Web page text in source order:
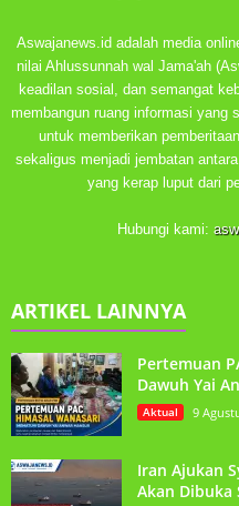
Aswajanews.id adalah media
nilai Ahlussunnah wal Jama'ah
keadilan sosial, dan semangat
membangun ruang informasi yang
untuk memberikan
sekaligus menjadi jembatan
yang kerap luput dari
Hubungi kami:
ARTIKEL LAINNYA
Pertemuan
Dawuh Yai
Aktual 9
Iran Ajukan
Akan Dibuka